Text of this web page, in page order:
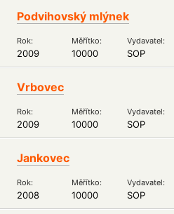
Podvihovský mlýnek
Rok: Měřítko: Vydavatel:
2009 10000 SOP
Vrbovec
Rok: Měřítko: Vydavatel:
2009 10000 SOP
Jankovec
Rok: Měřítko: Vydavatel:
2008 10000 SOP